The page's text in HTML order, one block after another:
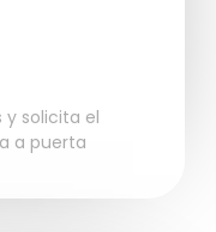
solicita el
a puerta